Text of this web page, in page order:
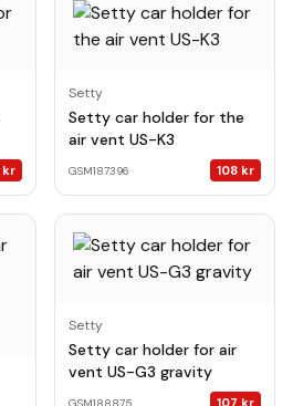
kr
Setty
Setty car holder for the
air vent US-K3
GSM187396 108 kr
Setty
Setty car holder for air
vent US-G3 gravity
GSM188875 107 kr